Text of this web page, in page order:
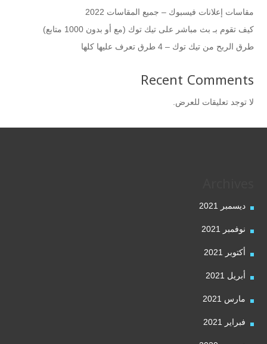
مقاسات إعلانات فيسبوك – جميع المقاسات 2022
كيف تقوم بـ بث مباشر على تيك توك (مع أو بدون 1000 متابع)
طرق الربح من تيك توك – 4 طرق تعرف عليها كلها
Recent Comments
لا توجد تعليقات للعرض.
ديسمبر 2021
نوفمبر 2021
أكتوبر 2021
أبريل 2021
مارس 2021
فبراير 2021